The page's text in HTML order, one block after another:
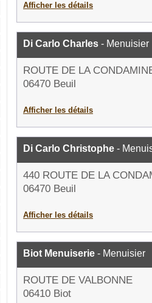
Afficher les détails
Di Carlo Charles - Menuisier
ROUTE DE LA
06470 Beuil
Afficher les détails
Di Carlo Christophe -
440 ROUTE DE LA
06470 Beuil
Afficher les détails
Biot Menuiserie - Menuisier
ROUTE DE VALBONNE
06410 Biot